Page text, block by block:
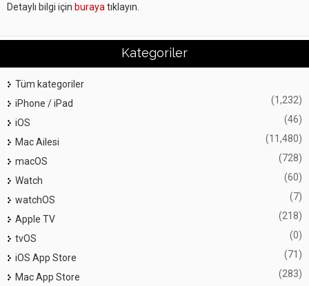
Detaylı bilgi için buraya tıklayın.
Kategoriler
Tüm kategoriler
iPhone / iPad
(1,232)
iOS (46)
Mac Ailesi (11,480)
macOS (728)
Watch (60)
watchOS (7)
Apple TV (218)
tvOS (0)
iOS App Store (71)
Mac App Store (283)